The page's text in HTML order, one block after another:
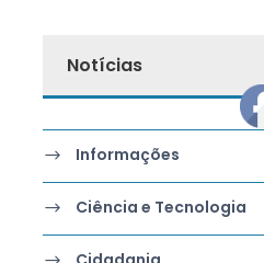
Notícias
Informações
Ciência e Tecnologia